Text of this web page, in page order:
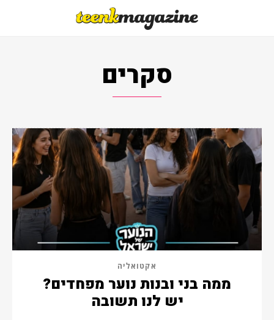
סקרים
אקטואליה
ממה בני ובנות נוער מפחדים?
יש לנו תשובה